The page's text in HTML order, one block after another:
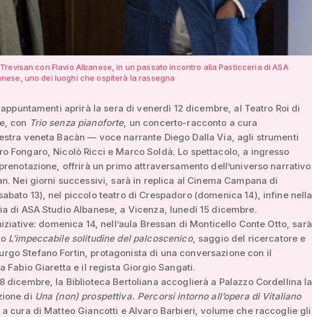
con Flavio Albanese, in un passato incontro alla Pasticceria di ASA
uno dei luoghi che ospiterà la rassegna
aprirà la sera di venerdì 12 dicembre, al Teatro Roi di
con Trio senza pianoforte, un concerto-racconto a cura
veneta Bacàn — voce narrante Diego Dalla Via, agli strumenti
Fongaro, Nicolò Ricci e Marco Soldà. Lo spettacolo, a ingresso
offrirà un primo attraversamento dell’universo narrativo
Nei giorni successivi, sarà in replica al Cinema Campana di
13), nel piccolo teatro di Crespadoro (domenica 14), infine nella
di ASA Studio Albanese, a Vicenza, lunedì 15 dicembre.
domenica 14, nell’aula Bressan di Monticello Conte Otto, sarà
L’impeccabile solitudine del palcoscenico, saggio del ricercatore e
Stefano Fortin, protagonista di una conversazione con il
Fabio Giaretta e il regista Giorgio Sangati.
dicembre, la Biblioteca Bertoliana accoglierà a Palazzo Cordellina la
di Una (non) prospettiva. Percorsi intorno all’opera di Vitaliano
a cura di Matteo Giancotti e Alvaro Barbieri, volume che raccoglie gli